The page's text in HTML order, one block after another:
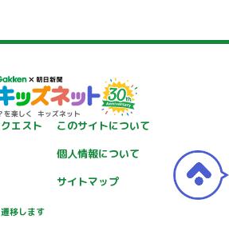
エスト
このサイトについて
個人情報について
移します
サイトマップ